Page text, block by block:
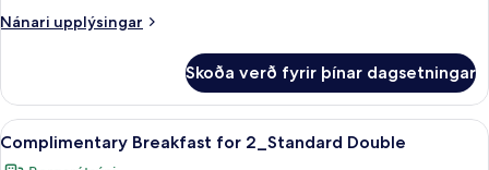
1Nánari upplýsingar
Nánari
Double
with
Breakfast
Skoða verð fyrir þínar dagsetningar
Skoða
allar
7
Complimentary Breakfast for 2_Standard Double